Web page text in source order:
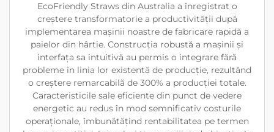
EcoFriendly Straws din Australia a înregistrat o
creștere transformatorie a productivității după
implementarea mașinii noastre de fabricare rapidă a
paielor din hârtie. Construcția robustă a mașinii și
interfața sa intuitivă au permis o integrare fără
probleme în linia lor existentă de producție, rezultând
o creștere remarcabilă de 300% a producției totale.
Caracteristicile sale eficiente din punct de vedere
energetic au redus în mod semnificativ costurile
operaționale, îmbunătățind rentabilitatea pe termen